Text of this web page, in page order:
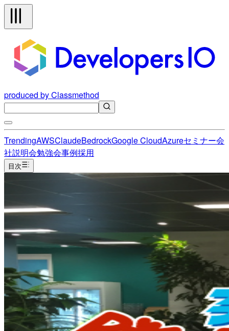
produced by Classmethod
TrendingAWSClaudeBedrockGoogle CloudAzureセミナー会
社説明会勉強会事例採用
目次